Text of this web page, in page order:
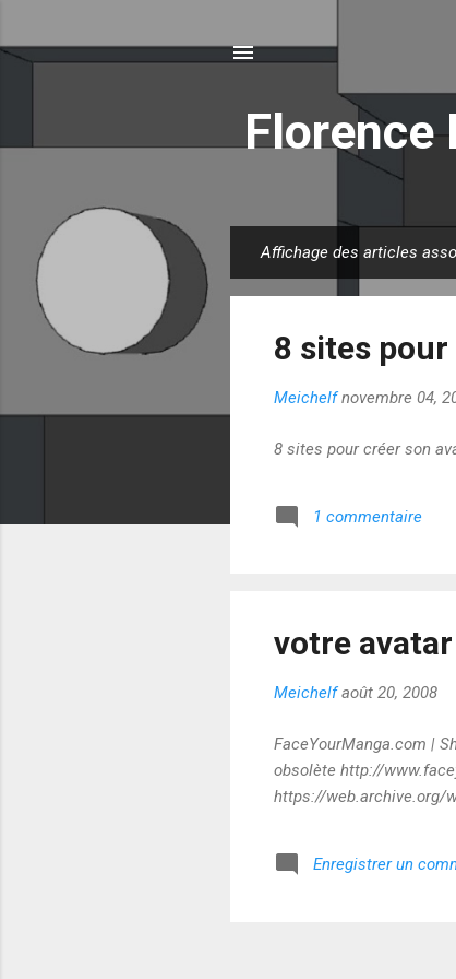
Florence
r
Affichage des articles
8 sites
Meichelf novembre 04,
8 sites pour créer son
1 commentaire
votre
Meichelf août 20, 2008
FaceYourManga.com |
obsolète http://
https://web.archive.org/
Enregistrer un